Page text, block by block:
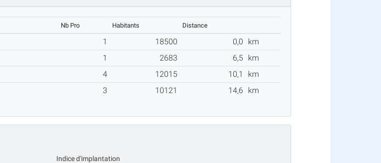
Nb Pro Habitants Distance
1 18500 0,0
km
1 2683 6,5
km
4 12015 10,1
km
3 10121 14,6 km
Indice d'implantation